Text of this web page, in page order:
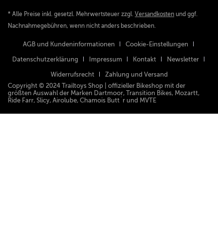
* Alle Preise inkl. gesetzl. Mehrwertsteuer zzgl. Versandkosten und ggf.
Nachnahmegebühren, wenn nicht anders beschrieben.
AGB und Kundeninformationen Cookie-Einstellungen
Datenschutzerklärung Impressum Kontakt Newsletter
Widerrufsrecht
Zahlung und Versand
Copyright © 2024 Trailtoys Shop | offizieller Bikeshop mit der
größten Auswahl der Marken Dartmoor, Transition Bikes, Mozartt,
Ride Farr, Slicy, Airolube, Chamois Butt´r und MVTE